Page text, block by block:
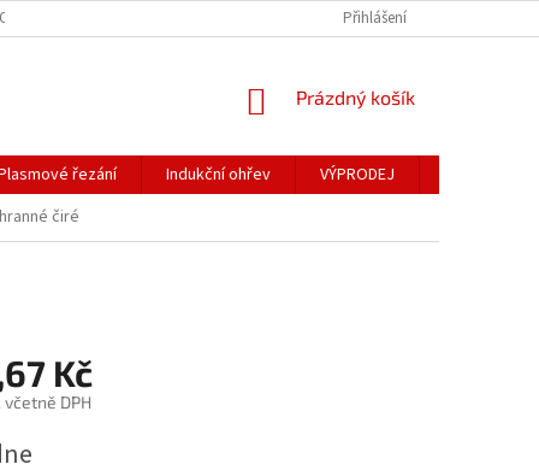
ÚDAJŮ Přihlášení
NÁKUPNÍ
Prázdný košík
řezání Indukční ohřev VÝPRODEJ
čiré
Kč
včetně DPH